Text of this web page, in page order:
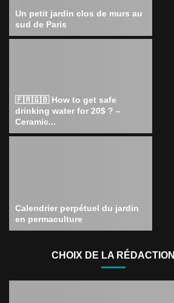
Un petit jardin clos de murs au
sud de Paris
🇫🇷🇬🇧 How to get safe
drinking water for 20$ ? –
Ceramic...
Calendrier perpétuel du jardin
en permaculture
CHOIX DE LA RÉDACTION